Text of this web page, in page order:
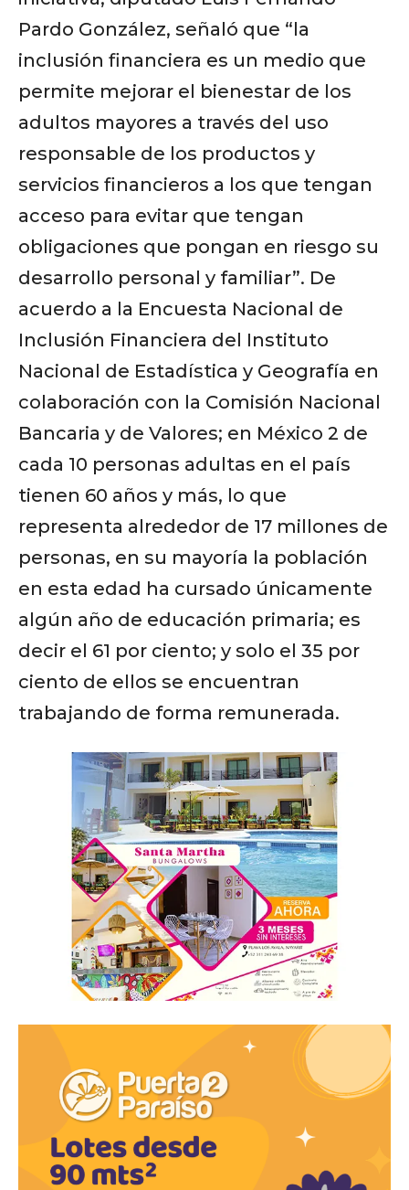
Pardo González, señaló que “la
inclusión financiera es un medio que
permite mejorar el bienestar de los
adultos mayores a través del uso
responsable de los productos y
servicios financieros a los que tengan
acceso para evitar que tengan
obligaciones que pongan en riesgo su
desarrollo personal y familiar”. De
acuerdo a la Encuesta Nacional de
Inclusión Financiera del Instituto
Nacional de Estadística y Geografía en
colaboración con la Comisión Nacional
Bancaria y de Valores; en México 2 de
cada 10 personas adultas en el país
tienen 60 años y más, lo que
representa alrededor de 17 millones de
personas, en su mayoría la población
en esta edad ha cursado únicamente
algún año de educación primaria; es
decir el 61 por ciento; y solo el 35 por
ciento de ellos se encuentran
trabajando de forma remunerada.